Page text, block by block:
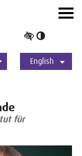
contrast
English
ein-/
für